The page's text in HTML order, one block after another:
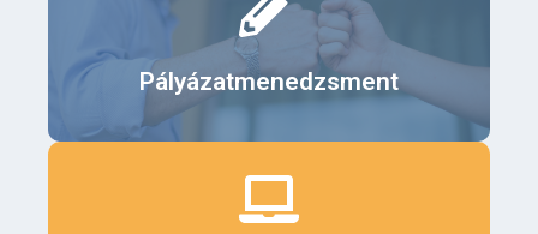
Pályázatmenedzsment
Érdekel